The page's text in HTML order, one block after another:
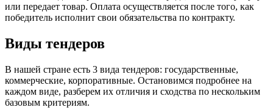
или передает товар. Оплата осуществляется после того, как
победитель исполнит свои обязательства по контракту.
Виды тендеров
В нашей стране есть 3 вида тендеров: государственные,
коммерческие, корпоративные. Остановимся подробнее на
каждом виде, разберем их отличия и сходства по нескольким
базовым критериям.